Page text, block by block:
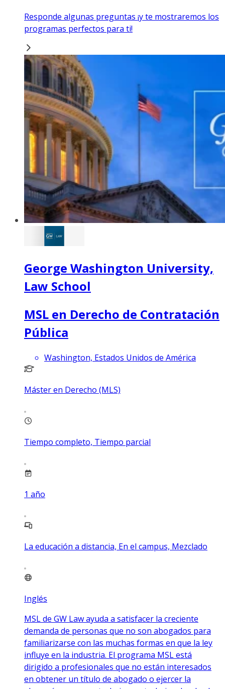
Responde algunas preguntas ¡y te mostraremos los
programas perfectos para ti!
George Washington University,
Law School
MSL en Derecho de Contratación
Pública
Washington, Estados Unidos de América
Máster en Derecho (MLS)
Tiempo completo, Tiempo parcial
1 año
La educación a distancia, En el campus, Mezclado
Inglés
MSL de GW Law ayuda a satisfacer la creciente
demanda de personas que no son abogados para
familiarizarse con las muchas formas en que la ley
influye en la industria. El programa MSL está
dirigido a profesionales que no están interesados
en obtener un título de abogado o ejercer la